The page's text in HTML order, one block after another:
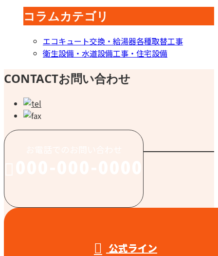
コラムカテゴリ
エコキュート交換・給湯器各種取替工事
衛生設備・水道設備工事・住宅設備
CONTACTお問い合わせ
公式ライン